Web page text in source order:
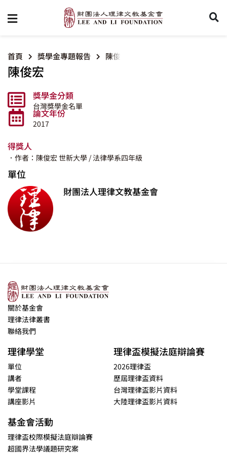
首頁 獎學金專題報告 陳俊宏
陳俊宏
獎學金分類
台灣獎學金名單
論文年份
2017
得獎人
．作者：陳俊宏世新大學 / 法律學系四年級
單位
財團法人理律文教基金會
關於基金會
理律法律叢書
聯絡我們
理律學堂
單位
講者
學堂課程
講座影片
理律盃模擬法庭辯論賽
2026理律盃
歷屆理律盃資料
台灣理律盃影片資料
大陸理律盃影片資料
基金會活動
理律盃校際模擬法庭辯論賽
超國界法學議題研究案